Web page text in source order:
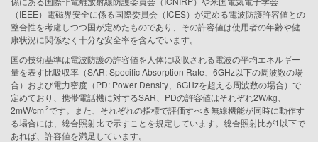
（IEEE）電磁界安全に係る国際委員会（ICES）が定める電波防護許容値との
整合性を考慮しつつ国が定めたものであり、その許容値は使用者の年齢や健
康状況に関係なく十分な安全率を含んでいます。
国の技術基準は電波防護の許容値を人体に吸収される電波の平均エネルギー
量を表す比吸収率（SAR: Specific Absorption Rate、6GHz以下の周波数の場
合）および電力密度（PD: Power Density、6GHzを超える周波数の場合）で
定めており、携帯電話機に対するSAR、PDの許容値はそれぞれ2W/kg、
2mW/cm 2です。また、それぞれの指標で評価すべき無線機能が同時に動作す
る場合には、総合照射比で示すことを規定しています。総合照射比が1以下で
あれば、許容値を満足しています。